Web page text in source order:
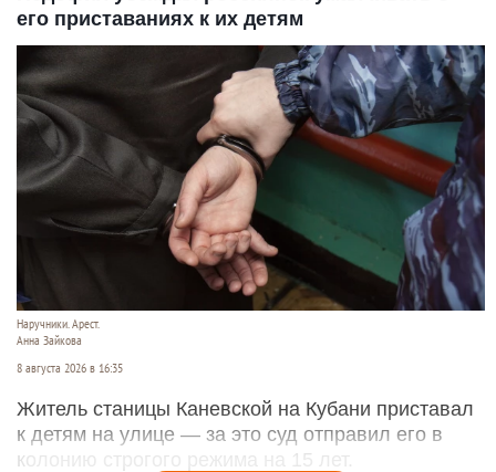
его приставаниях к их детям
Наручники. Арест.
Анна Зайкова
8 августа 2026 в 16:35
Житель станицы Каневской на Кубани приставал
к детям на улице — за это суд отправил его в
колонию строгого режима на 15 лет.